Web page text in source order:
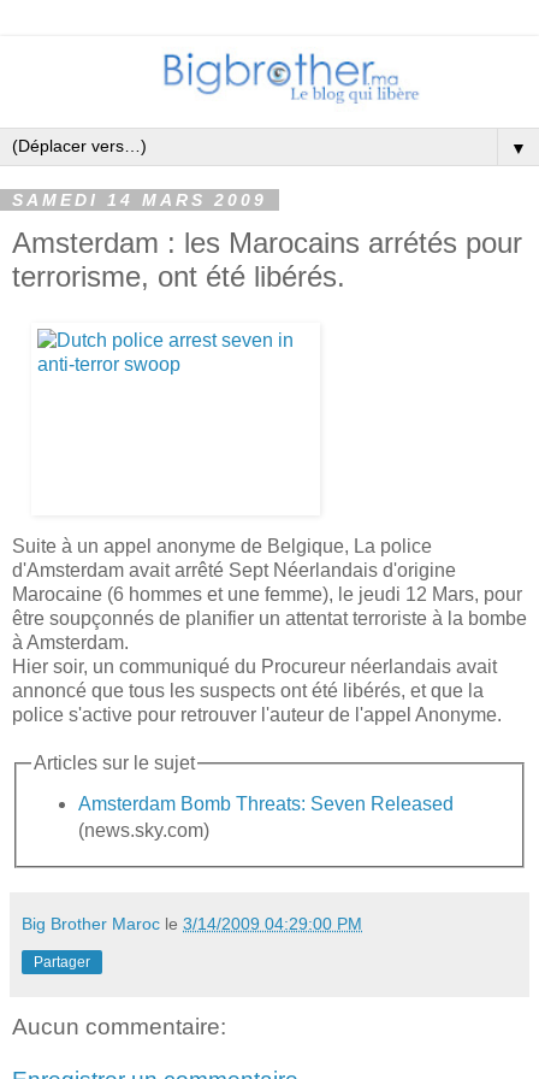
▼
SAMEDI 14 MARS 2009
Amsterdam : les Marocains arrétés pour
terrorisme, ont été libérés.
Suite à un appel anonyme de Belgique, La police
d'Amsterdam avait arrêté Sept Néerlandais d'origine
Marocaine (6 hommes et une femme), le jeudi 12 Mars, pour
être soupçonnés de planifier un attentat terroriste à la bombe
à Amsterdam.
Hier soir, un communiqué du Procureur néerlandais avait
annoncé que tous les suspects ont été libérés, et que la
police s'active pour retrouver l'auteur de l'appel Anonyme.
Articles sur le sujet
Amsterdam Bomb Threats: Seven Released
(news.sky.com)
Big Brother Maroc le 3/14/2009 04:29:00 PM
Partager
Aucun commentaire: